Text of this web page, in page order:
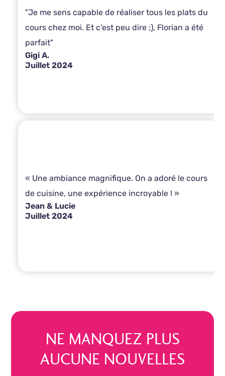
"Je me sens capable de réaliser tous les plats du
cours chez moi. Et c'est peu dire ;), Florian a été
parfait"
Gigi A.
Juillet 2024
« Une ambiance magnifique. On a adoré le cours
de cuisine, une expérience incroyable ! »
Jean & Lucie
Juillet 2024
NE MANQUEZ PLUS
AUCUNE NOUVELLES